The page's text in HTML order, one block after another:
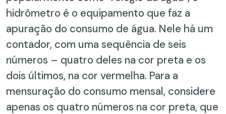
hidrômetro é o equipamento que faz a
apuração do consumo de água. Nele há um
contador, com uma sequência de seis
números – quatro deles na cor preta e os
dois últimos, na cor vermelha. Para a
mensuração do consumo mensal, considere
apenas os quatro números na cor preta, que